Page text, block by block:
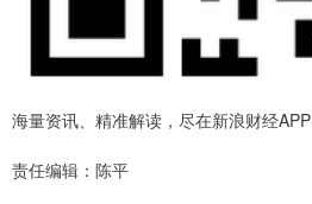
海量资讯、精准解读，尽在新浪财经APP
责任编辑：陈平